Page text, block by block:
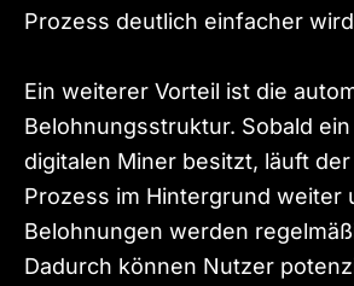
Prozess deutlich einfacher
Ein weiterer Vorteil ist die
Belohnungsstruktur. Sobald
digitalen Miner besitzt, läuft
Prozess im Hintergrund weiter
Belohnungen werden
Dadurch können Nutzer